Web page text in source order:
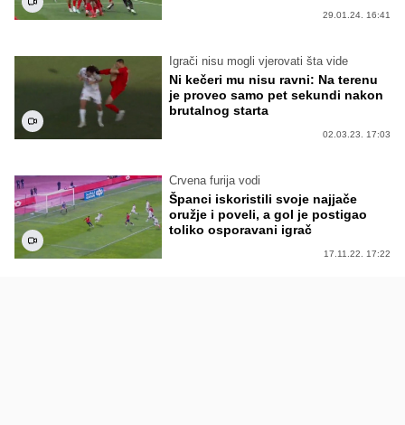
29.01.24. 16:41
Igrači nisu mogli vjerovati šta vide
Ni kečeri mu nisu ravni: Na terenu
je proveo samo pet sekundi nakon
brutalnog starta
02.03.23. 17:03
Crvena furija vodi
Španci iskoristili svoje najjače
oružje i poveli, a gol je postigao
toliko osporavani igrač
17.11.22. 17:22